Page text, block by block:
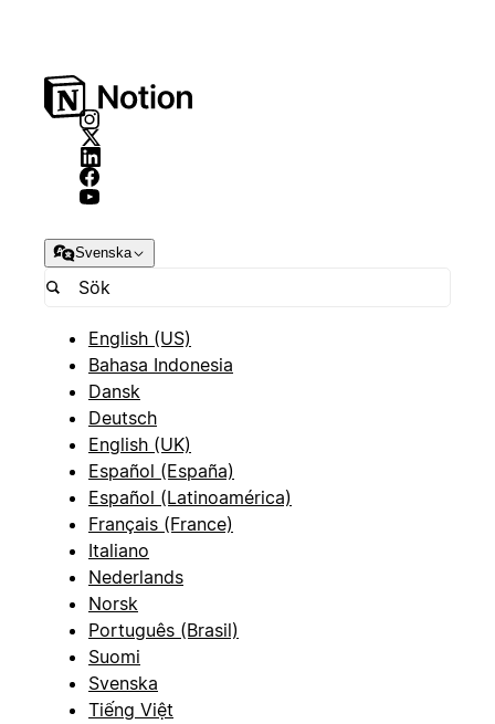
Svenska
English (US)
Bahasa Indonesia
Dansk
Deutsch
English (UK)
Español (España)
Español (Latinoamérica)
Français (France)
Italiano
Nederlands
Norsk
Português (Brasil)
Suomi
Svenska
Tiếng Việt